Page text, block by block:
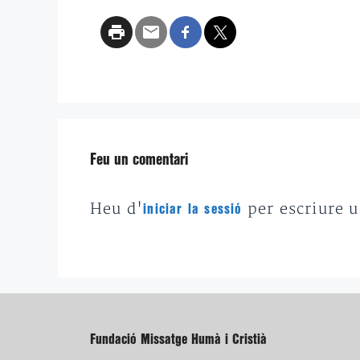
Feu un comentari
Heu d'iniciar la sessió per escriure
Fundació Missatge Humà i Cristià